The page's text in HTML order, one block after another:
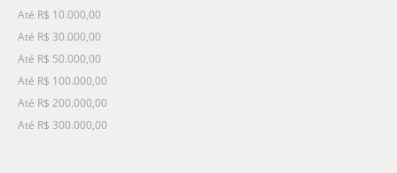
Até R$ 10.000,00
Até R$ 30.000,00
Até R$ 50.000,00
Até R$ 100.000,00
Até R$ 200.000,00
Até R$ 300.000,00